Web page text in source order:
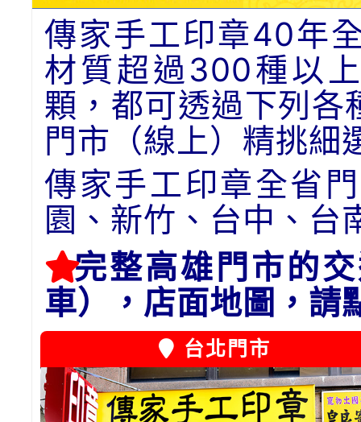
傳家手工印章40年
材質超過300種以
顆，都可透過下列各
門市（線上）精挑細
傳家手工印章全省
園、新竹、台中、台
完整高雄門市的
車），店面地圖，請
台北門市